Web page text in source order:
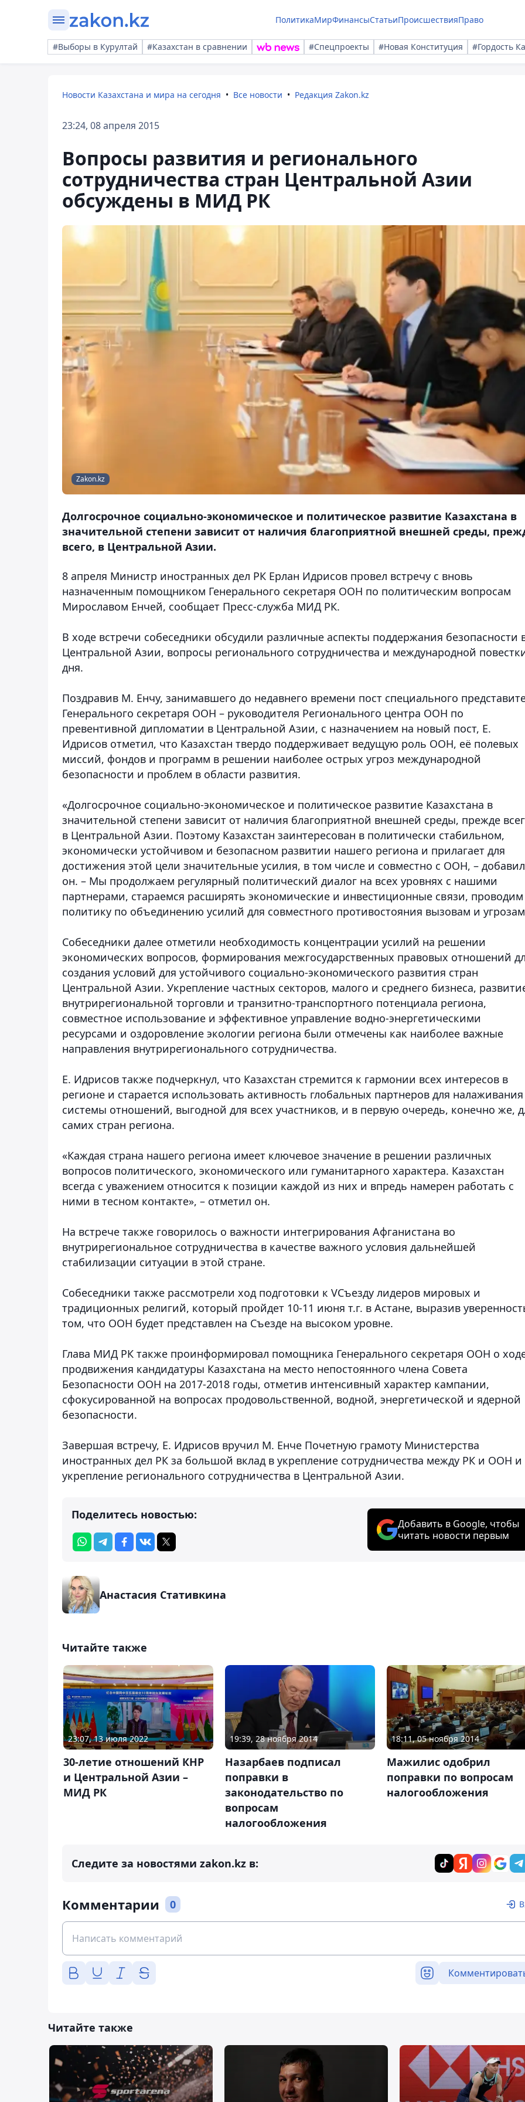
ПолитикаМирФинансыСтатьиПроисшествияПраво
#Выборы в Курултай #Казахстан в сравнении #Спецпроекты #Новая Конституция #Гордость
Новости Казахстана и мира на сегодня Все новости Редакция Zakon.kz
23:24, 08 апреля 2015
Вопросы развития и регионального
сотрудничества стран Центральной Азии
обсуждены в МИД РК
Zakon.kz
Долгосрочное социально-экономическое и политическое развитие Казахстана в
значительной степени зависит от наличия благоприятной внешней среды,
всего, в Центральной Азии.
8 апреля Министр иностранных дел РК Ерлан Идрисов провел встречу с вновь
назначенным помощником Генерального секретаря ООН по политическим вопросам
Мирославом Енчей, сообщает Пресс-служба МИД РК.
В ходе встречи собеседники обсудили различные аспекты поддержания безопасности
Центральной Азии, вопросы регионального сотрудничества и международной
дня.
Поздравив М. Енчу, занимавшего до недавнего времени пост специального
Генерального секретаря ООН – руководителя Регионального центра ООН по
превентивной дипломатии в Центральной Азии, с назначением на новый пост, Е.
Идрисов отметил, что Казахстан твердо поддерживает ведущую роль ООН, её полевых
миссий, фондов и программ в решении наиболее острых угроз международной
безопасности и проблем в области развития.
«Долгосрочное социально-экономическое и политическое развитие Казахстана в
значительной степени зависит от наличия благоприятной внешней среды, прежде
в Центральной Азии. Поэтому Казахстан заинтересован в политически стабильном,
экономически устойчивом и безопасном развитии нашего региона и прилагает для
достижения этой цели значительные усилия, в том числе и совместно с ООН, – добавил
он. – Мы продолжаем регулярный политический диалог на всех уровнях с нашими
партнерами, стараемся расширять экономические и инвестиционные связи, проводим
политику по объединению усилий для совместного противостояния вызовам и
Собеседники далее отметили необходимость концентрации усилий на решении
экономических вопросов, формирования межгосударственных правовых отношений
создания условий для устойчивого социально-экономического развития стран
Центральной Азии. Укрепление частных секторов, малого и среднего бизнеса,
внутрирегиональной торговли и транзитно-транспортного потенциала региона,
совместное использование и эффективное управление водно-энергетическими
ресурсами и оздоровление экологии региона были отмечены как наиболее важные
направления внутрирегионального сотрудничества.
Е. Идрисов также подчеркнул, что Казахстан стремится к гармонии всех интересов в
регионе и старается использовать активность глобальных партнеров для налаживания
системы отношений, выгодной для всех участников, и в первую очередь, конечно же,
самих стран региона.
«Каждая страна нашего региона имеет ключевое значение в решении различных
вопросов политического, экономического или гуманитарного характера. Казахстан
всегда с уважением относится к позиции каждой из них и впредь намерен работать с
ними в тесном контакте», – отметил он.
На встрече также говорилось о важности интегрирования Афганистана во
внутрирегиональное сотрудничества в качестве важного условия дальнейшей
стабилизации ситуации в этой стране.
Собеседники также рассмотрели ход подготовки к VСъезду лидеров мировых и
традиционных религий, который пройдет 10-11 июня т.г. в Астане, выразив
том, что ООН будет представлен на Съезде на высоком уровне.
Глава МИД РК также проинформировал помощника Генерального секретаря ООН о
продвижения кандидатуры Казахстана на место непостоянного члена Совета
Безопасности ООН на 2017-2018 годы, отметив интенсивный характер кампании,
сфокусированной на вопросах продовольственной, водной, энергетической и ядерной
безопасности.
Завершая встречу, Е. Идрисов вручил М. Енче Почетную грамоту Министерства
иностранных дел РК за большой вклад в укрепление сотрудничества между РК и ООН и
укрепление регионального сотрудничества в Центральной Азии.
Поделитесь новостью:
Добавить в Google, чтобы
читать новости первым
Анастасия Стативкина
Читайте также
23:07, 13 июля 2022
30-летие отношений КНР
и Центральной Азии –
МИД РК
19:39, 28 ноября 2014
Назарбаев подписал
поправки в
законодательство по
вопросам
налогообложения
18:11, 05 ноября 2014
Мажилис одобрил
поправки по вопросам
налогообложения
Следите за новостями zakon.kz в:
Комментарии 0
Читайте также